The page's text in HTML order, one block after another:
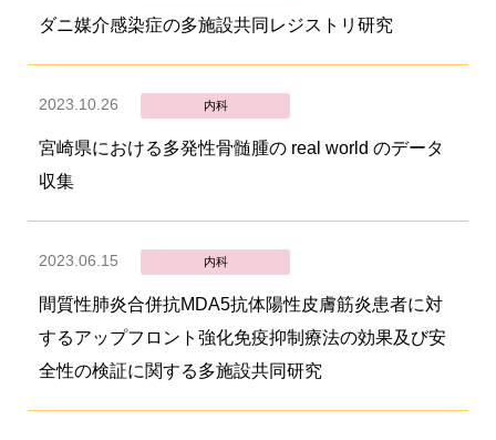
ダニ媒介感染症の多施設共同レジストリ研究
2023.10.26 内科
宮崎県における多発性骨髄腫の real world のデータ
収集
2023.06.15 内科
間質性肺炎合併抗MDA5抗体陽性皮膚筋炎患者に対
するアップフロント強化免疫抑制療法の効果及び安
全性の検証に関する多施設共同研究